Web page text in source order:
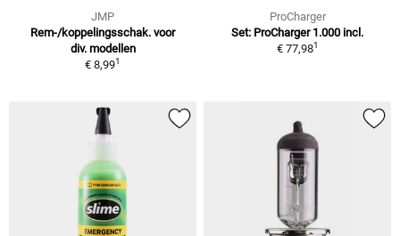
JMP
Rem-/koppelingsschak. voor
div. modellen
€ 8,991
ProCharger
Set: ProCharger 1.000 incl.
€ 77,981